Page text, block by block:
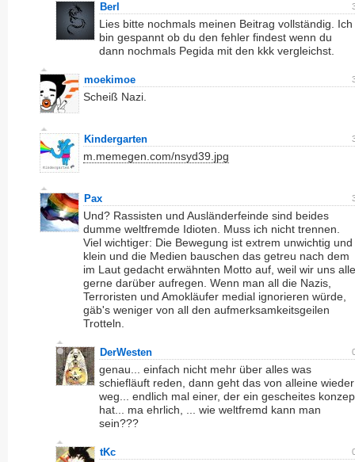
Berl
Lies bitte nochmals meinen Beitrag vollständig. Ich
bin gespannt ob du den fehler findest wenn du
dann nochmals Pegida mit den kkk vergleichst.
moekimoe
Scheiß Nazi.
Kindergarten
m.memegen.com/nsyd39.jpg
Pax
Und? Rassisten und Ausländerfeinde sind beides
dumme weltfremde Idioten. Muss ich nicht trennen.
Viel wichtiger: Die Bewegung ist extrem unwichtig und
klein und die Medien bauschen das getreu nach dem
im Laut gedacht erwähnten Motto auf, weil wir uns alle
gerne darüber aufregen. Wenn man all die Nazis,
Terroristen und Amokläufer medial ignorieren würde,
gäb's weniger von all den aufmerksamkeitsgeilen
Trotteln.
DerWesten
genau... einfach nicht mehr über alles was
schiefläuft reden, dann geht das von alleine wieder
weg... endlich mal einer, der ein gescheites
hat... ma ehrlich, ... wie weltfremd kann man
sein???
tKc